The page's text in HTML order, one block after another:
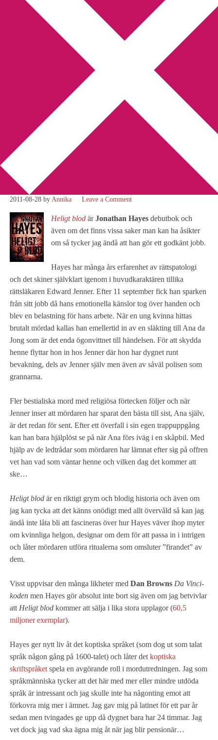
Deckare, kriminalromaner, thrillers
Hem Författarfemman
Webbshop Amazon
Bokbloggsjerka Bloggmaraton
Kriminalroman Min tv-blogg
You are here: Amerikansk litteratur
Recension: Heligt
blod av Jonathan Hayes
Recension: Heligt blod av
Jonathan Hayes
2011-08-28 by Annika Leave a Comment
Heligt blod ärJonathan Hayes debutbok och
även om det finns vissa saker man kan ha åsikter
om så tycker jag ändå att han gör ett godkänt jobb.
Hayes har många års erfarenhet av rättspatologi
och det skiner självklart igenom i huvudkaraktären tillika
rättsläkaren Edward Jenner. Efter 11 september fick han sparken
från sitt jobb då hans emotionella känslor tog över handen och
blev en belastning för hans arbete. När en ung kvinna hittas
brutalt mördad kallas han emellertid in av en släkting till Ana da
Jong som är det enda ögonvittnet till händelsen. För att skydda
henne flyttar hon in hos Jenner där hon har dygnet runt
bevakning, dels av Jenner själv men även av såväl polisen som
grannarna.
Fler bestialiska mord med religiösa förtecken följer och när
Jenner inser att mördaren har sparat den bästa till sist, Ana själv,
är det redan för sent. Efter ett överfall i sin egen trappuppgång
kan han bara hjälplöst se på när Ana förs iväg i en skåpbil. Med
hjälp av de ledtrådar som mördaren har lämnat efter sig på offren
vet han vad som väntar henne och vilken dag det kommer att
ske…
Heligt blod är en riktigt grym och blodig historia och även om
jag kan tycka att det känns onödigt med allt övervåld så kan jag
ändå inte låta bli att fascineras över hur Hayes väver ihop myter
om kvinnliga helgon, designar om dem för att passa in i intrigen
och låter mördaren utföra ritualerna som omsluter ”firandet” av
dem.
Visst uppvisar den många likheter med Dan Browns Da Vinci-
koden men Hayes gör absolut inte bort sig även om jag betvivlar
att Heligt blod kommer att sälja i lika stora upplagor (60,5
miljoner exemplar).
Hayes ger nytt liv åt det koptiska språket (som dog ut som talat
språk någon gång på 1600-talet) och låter det koptiska
skriftspråket spela en avgörande roll i mordutredningen. Jag som
språkmänniska tycker att det här med mer eller mindre utdöda
språk är intressant och jag skulle inte ha någonting emot att
förkovra mig mer i ämnet. Jag gav mig på latinet för ett par år
sedan men tvingades ge upp då dygnet bara har 24 timmar. Jag
vet dock jag vad ska ägna mig åt när jag blir pensionär…